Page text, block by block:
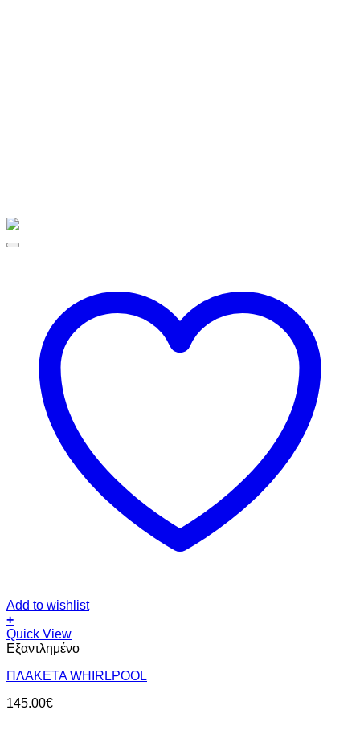
Add to wishlist
+
Quick View
Εξαντλημένο
ΠΛΑΚΕΤΑ WHIRLPOOL
145.00€